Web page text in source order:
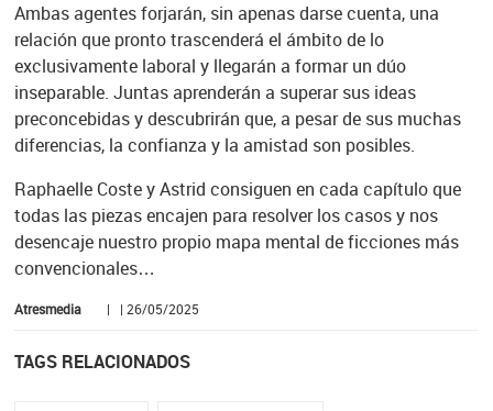
Ambas agentes forjarán, sin apenas darse cuenta, una
relación que pronto trascenderá el ámbito de lo
exclusivamente laboral y llegarán a formar un dúo
inseparable. Juntas aprenderán a superar sus ideas
preconcebidas y descubrirán que, a pesar de sus muchas
diferencias, la confianza y la amistad son posibles.
Raphaelle Coste y Astrid consiguen en cada capítulo que
todas las piezas encajen para resolver los casos y nos
desencaje nuestro propio mapa mental de ficciones más
convencionales…
Atresmedia | | 26/05/2025
TAGS RELACIONADOS